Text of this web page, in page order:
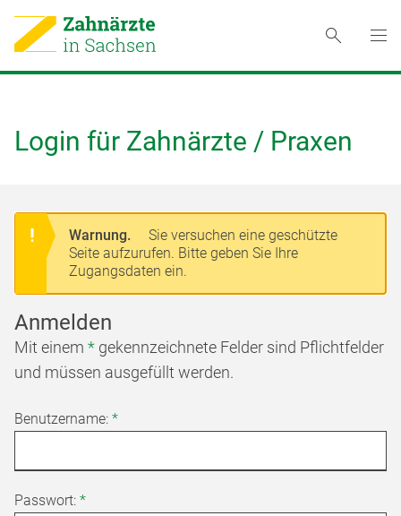
Login für Zahnärzte / Praxen
Warnung.
Sie versuchen eine geschützte
Seite aufzurufen. Bitte geben Sie Ihre
Zugangsdaten ein.
Anmelden
Mit einem * gekennzeichnete Felder sind Pflichtfelder
und müssen ausgefüllt werden.
Benutzername: *
Passwort: *